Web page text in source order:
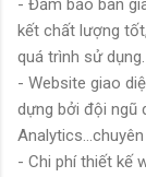
- Đảm bảo bàn
kết chất lượng
quá trình sử dụng.
- Website giao
dựng bởi đội ngũ
- Chi phí thiết kế